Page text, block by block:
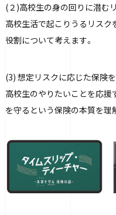
(２)高校生の身の回りに潜む
高校生活で起こりうるリスク
役割について考えます。
(3) 想定リスクに応じた保険
高校生のやりたいことを応援
を守るという保険の本質を理